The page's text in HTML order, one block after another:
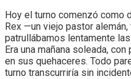
Hoy el turno comenzó como
Rex —un viejo pastor
patrullábamos lentamente
Era una mañana soleada,
en sus quehaceres. Todo
turno transcurriría sin